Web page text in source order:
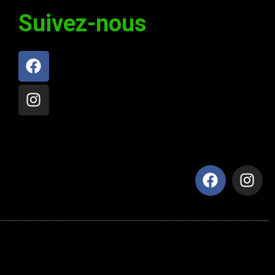
Suivez-nous